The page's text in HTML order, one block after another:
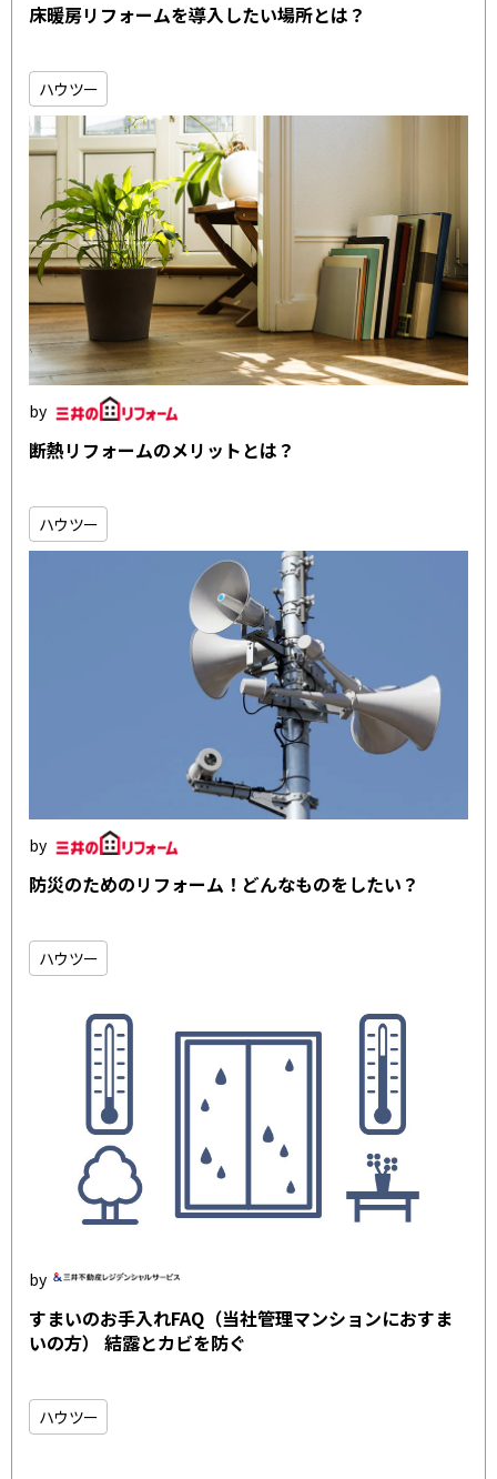
床暖房リフォームを導入したい場所とは？
ハウツー
断熱リフォームのメリットとは？
ハウツー
防災のためのリフォーム！どんなものをしたい？
ハウツー
すまいのお手入れFAQ（当社管理マンションにおすま
いの方） 結露とカビを防ぐ
ハウツー